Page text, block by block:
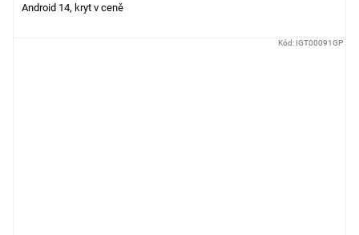
Android 14, kryt v ceně
Kód: IGT00091GP